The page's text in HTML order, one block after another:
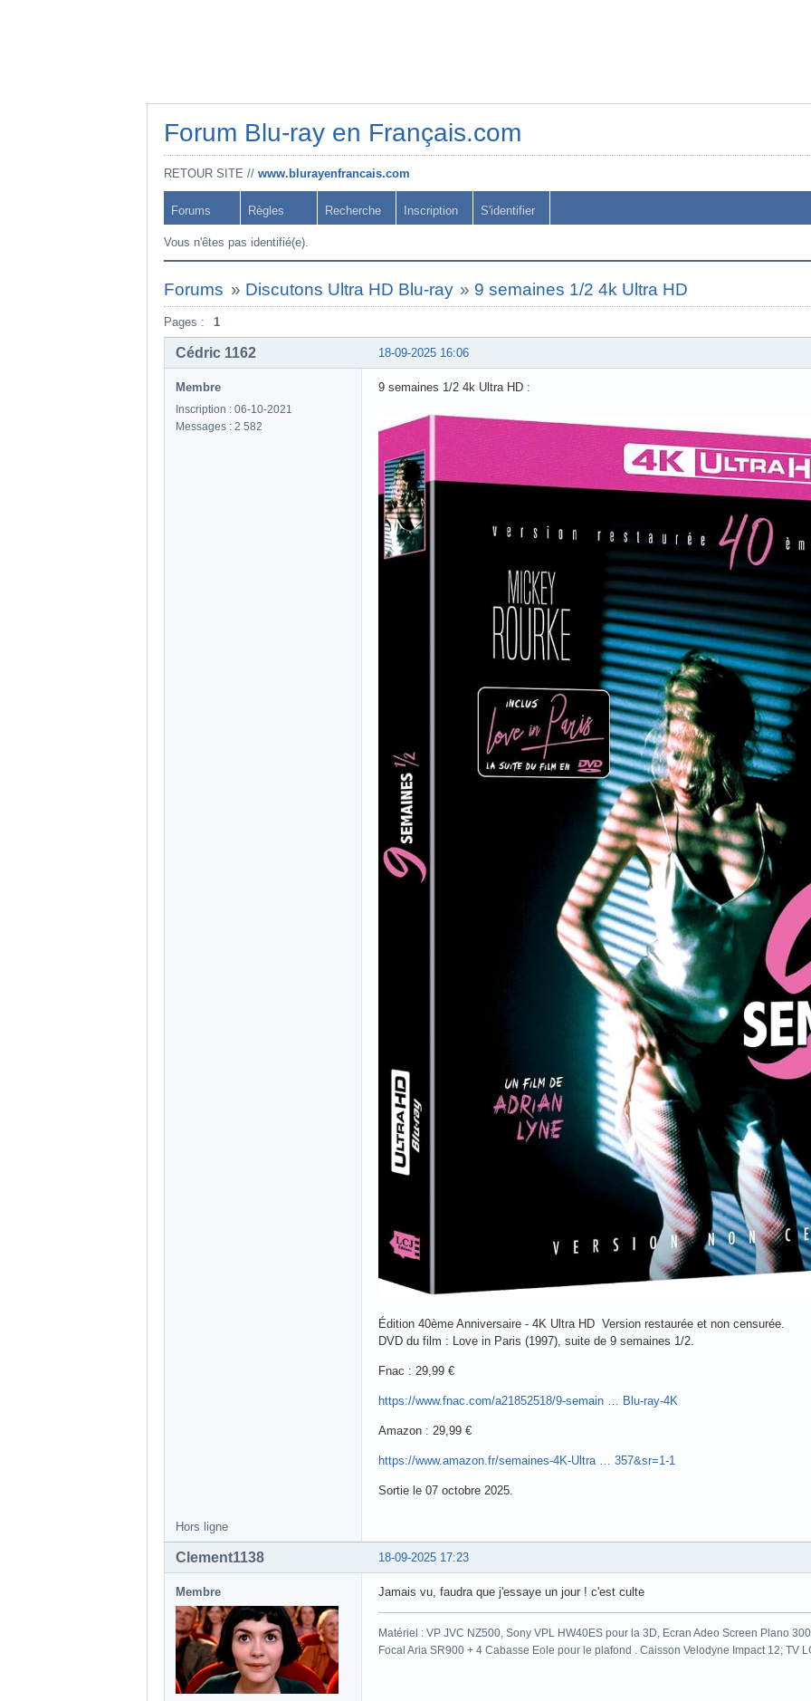
Forum Blu-ray en Français.com
RETOUR SITE // www.blurayenfrancais.com
Forums Règles Recherche Inscription S'identifier
Vous n'êtes pas identifié(e).
Forums » Discutons Ultra HD Blu-ray » 9 semaines 1/2 4k Ultra HD
Pages : 1
18-09-2025 16:06
Cédric 1162
Membre
Inscription : 06-10-2021
Messages : 2 582
9 semaines 1/2 4k Ultra HD :
Édition 40ème Anniversaire - 4K Ultra HD Version restaurée et non censurée.
DVD du film : Love in Paris (1997), suite de 9 semaines 1/2.
Fnac : 29,99 €
https://www.fnac.com/a21852518/9-semain … Blu-ray-4K
Amazon : 29,99 €
https://www.amazon.fr/semaines-4K-Ultra … 357&sr=1-1
Sortie le 07 octobre 2025.
Hors ligne
18-09-2025 17:23
Clement1138
Membre Jamais vu, faudra que j'essaye un jour ! c'est culte
Matériel : VP JVC NZ500, Sony VPL HW40ES pour la 3D, Ecran Adeo Screen Plano
Focal Aria SR900 + 4 Cabasse Eole pour le plafond . Caisson Velodyne Impact 12; TV